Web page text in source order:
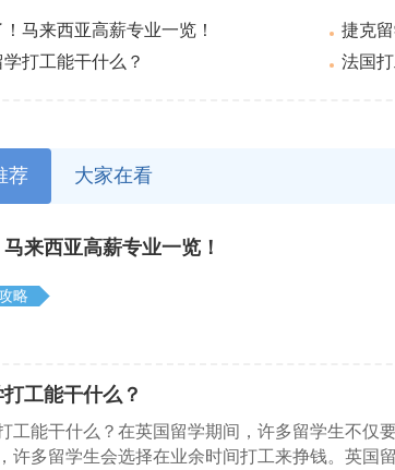
马来西亚高薪专业一览！
捷克
打工能干什么？
法国打
荐 大家在看
来西亚高薪专业一览！
略
工能干什么？
工能干什么？在英国留学期间，许多留学生不仅
许多留学生会选择在业余时间打工来挣钱。英国